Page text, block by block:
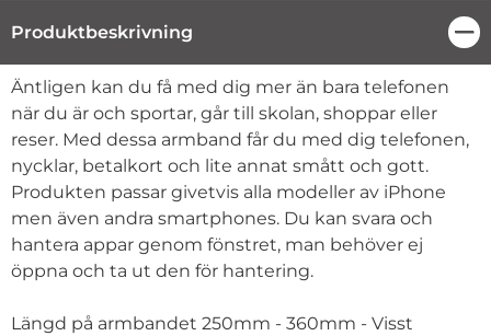
Produktbeskrivning
Produktbeskrivning
Äntligen kan du få med dig mer än bara telefonen
när du är och sportar, går till skolan, shoppar eller
reser. Med dessa armband får du med dig telefonen,
nycklar, betalkort och lite annat smått och gott.
Produkten passar givetvis alla modeller av iPhone
men även andra smartphones. Du kan svara och
hantera appar genom fönstret, man behöver ej
öppna och ta ut den för hantering.
Längd på armbandet 250mm - 360mm - Visst